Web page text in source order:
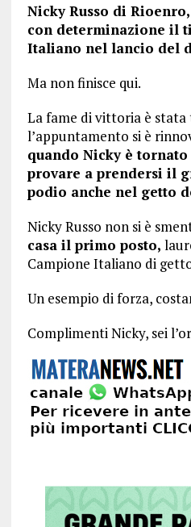
Nicky Russo di
con determinazione il
Italiano nel lancio del
Ma non finisce qui.
La fame di vittoria è stata
l’appuntamento si è
quando Nicky è
provare a prendersi il
podio anche nel getto
Nicky Russo non si è
casa il primo posto,
Campione Italiano di
Un esempio di forza,
Complimenti Nicky, sei